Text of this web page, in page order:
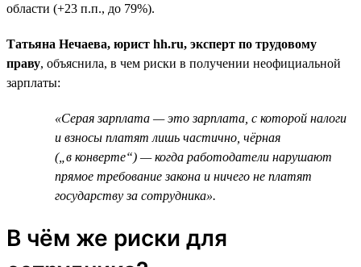
области (+23 п.п., до 79%).
Татьяна Нечаева, юрист hh.ru, эксперт по трудовому
праву, объяснила, в чем риски в получении неофициальной
зарплаты:
«Серая зарплата — это зарплата, с которой налоги
и взносы платят лишь частично, чёрная
(„в конверте“) — когда работодатели нарушают
прямое требование закона и ничего не платят
государству за сотрудника».
В чём же риски для